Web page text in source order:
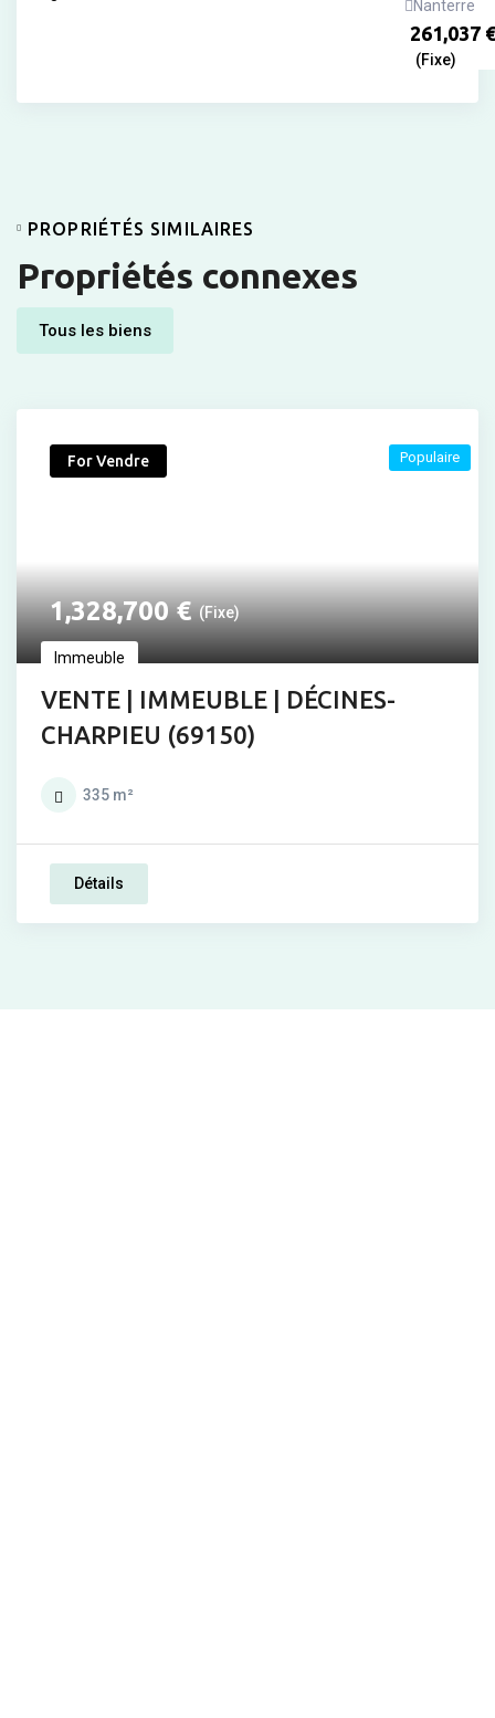
Nanterre
261,037 €
(Fixe)
PROPRIÉTÉS SIMILAIRES
Propriétés connexes
Tous les biens
For Vendre
1,328,700€ (Fixe)
Immeuble
VENTE | IMMEUBLE | DÉCINES-
CHARPIEU (69150)
Populaire
335 m²
Détails